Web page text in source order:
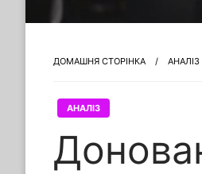
ДОМАШНЯ СТОРІНКА АНАЛІЗ
АНАЛІЗ